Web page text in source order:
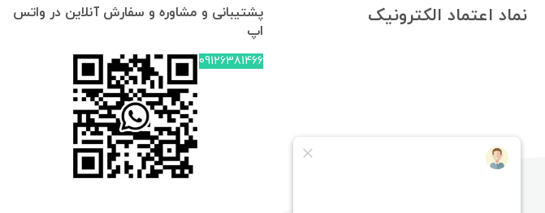
نماد اعتماد الکترونیک
پشتیبانی و مشاوره و سفارش آنلاین در واتس
اپ
09126381466